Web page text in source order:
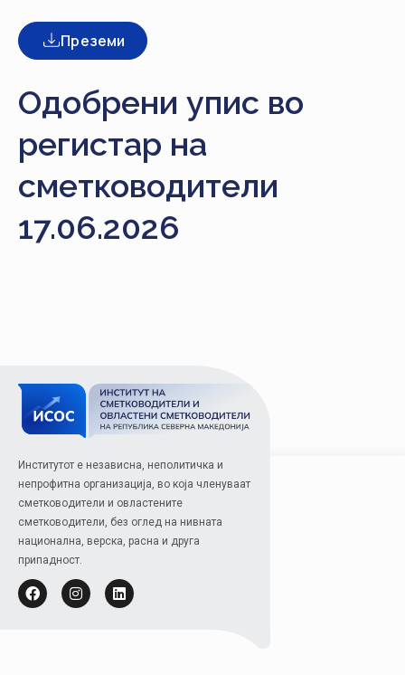
СТАНАМ
ЧЛЕН
НАСТАНИ
ЗА
ЧЛЕНОВИ
Преземи
Одобрени упис во
регистар на
сметководители
17.06.2026
Институтот е независна, неполитичка и
непрофитна организација, во која членуваат
сметководители и овластените
сметководители, без оглед на нивната
национална, верска, расна и друга
припадност.